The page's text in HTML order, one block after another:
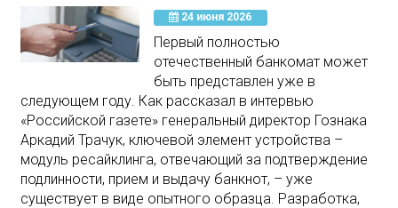
24 июня 2026
Первый полностью
отечественный банкомат может
быть представлен уже в
следующем году. Как рассказал в интервью
«Российской газете» генеральный директор Гознака
Аркадий Трачук, ключевой элемент устройства –
модуль ресайклинга, отвечающий за подтверждение
подлинности, прием и выдачу банкнот, – уже
существует в виде опытного образца. Разработка,